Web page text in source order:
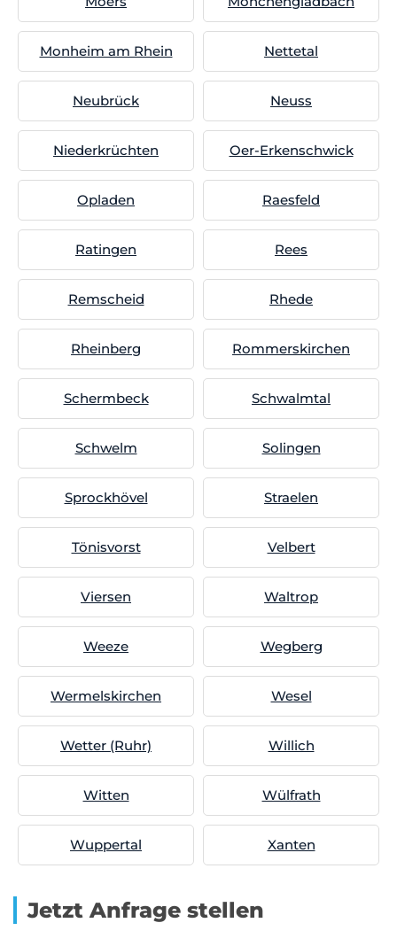
Monheim am Rhein Nettetal
Neubrück Neuss
Niederkrüchten Oer-Erkenschwick
Opladen Raesfeld
Ratingen Rees
Remscheid Rhede
Rheinberg Rommerskirchen
Schermbeck Schwalmtal
Schwelm Solingen
Sprockhövel Straelen
Tönisvorst Velbert
Viersen Waltrop
Weeze Wegberg
Wermelskirchen Wesel
Wetter (Ruhr) Willich
Witten Wülfrath
Wuppertal Xanten
Jetzt Anfrage stellen